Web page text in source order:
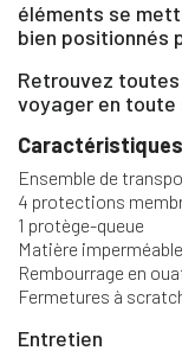
éléments se
bien positionnés
Retrouvez toutes
voyager en toute
Caractéristiques
Ensemble de
4 protections
1 protège-queue
Matière imperméable
Rembourrage en
Fermetures à
Entretien
×
Vous devez être
produits dans